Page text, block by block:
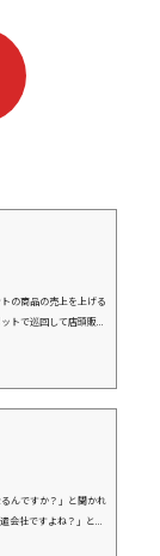
の商品の売上を上げる
トで巡回して店頭販促
境や陳列方法により、
んですか？」と聞かれ
会社ですよね？」と言